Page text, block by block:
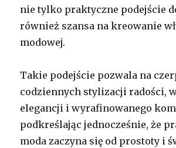
nie tylko praktyczne podejście
również szansa na kreowanie
modowej.
Takie podejście pozwala na
codziennych stylizacji radości,
elegancji i wyrafinowanego
podkreślając jednocześnie, że
moda zaczyna się od prostoty i